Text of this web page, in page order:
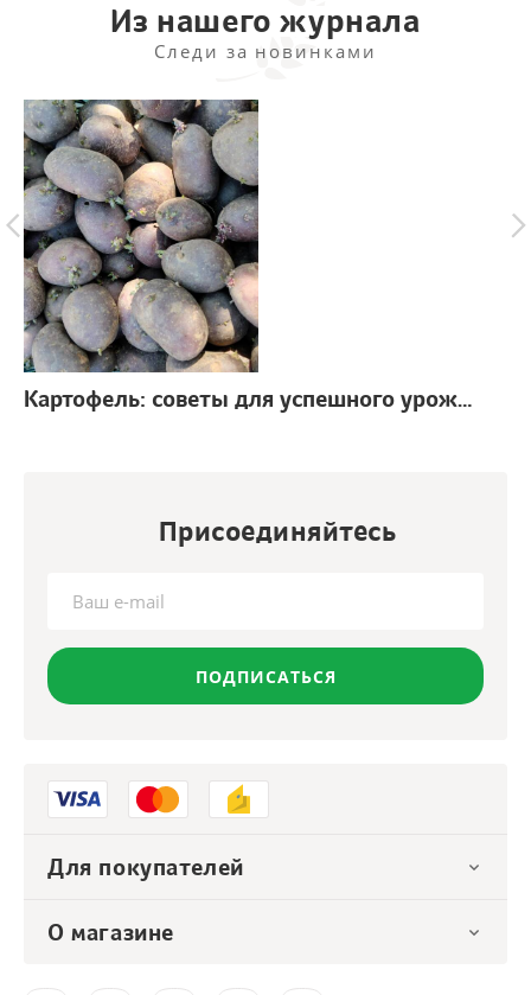
Из нашего журнала
Следи за новинками
Картофель: советы для успешного урожая
Присоединяйтесь
ПОДПИСАТЬСЯ
Для покупателей
О магазине